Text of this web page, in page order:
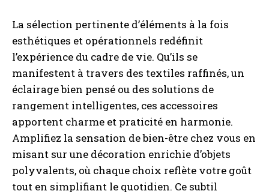
La sélection pertinente d’éléments à la fois
esthétiques et opérationnels redéfinit
l’expérience du cadre de vie. Qu’ils se
manifestent à travers des textiles raffinés, un
éclairage bien pensé ou des solutions de
rangement intelligentes, ces accessoires
apportent charme et praticité en harmonie.
Amplifiez la sensation de bien-être chez vous en
misant sur une décoration enrichie d’objets
polyvalents, où chaque choix reflète votre goût
tout en simplifiant le quotidien. Ce subtil